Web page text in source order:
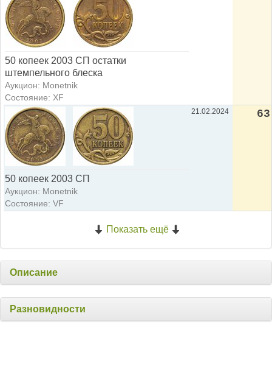
50 копеек 2003 СП остатки
штемпельного блеска
Аукцион: Monetnik
Состояние: XF
50 копеек 2003 СП
Аукцион: Monetnik
Состояние: VF
21.02.2024 63
Показать ещё
Описание
Разновидности